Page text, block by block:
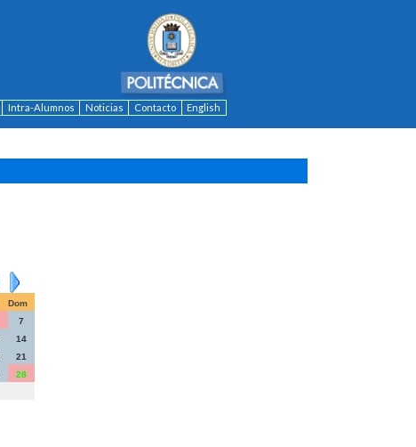
Intra-Alumnos Noticias Contacto English
Dom
7
14
21
28